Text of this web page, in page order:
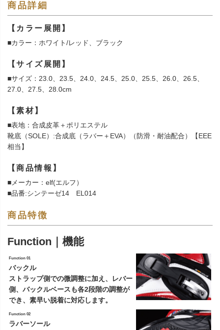
商品詳細
【カラー展開】
■カラー：ホワイト/レッド、ブラック
【サイズ展開】
■サイズ：23.0、23.5、24.0、24.5、25.0、25.5、26.0、26.5、
27.0、27.5、28.0cm
【素材】
■表地：合成皮革＋ポリエステル
靴底（SOLE）:合成底（ラバー＋EVA）（防滑・耐油配合）【EEE
相当】
【商品情報】
■メーカー：elf(エルフ）
■品番:シンテーゼ14 EL014
商品特徴
Function｜機能
Function 01
バックル
ストラップ側での微調整に加え、レバー
側、バックルベースも各2段階の調整が
でき、素早い脱着に対応します。
Function 02
ラバーソール